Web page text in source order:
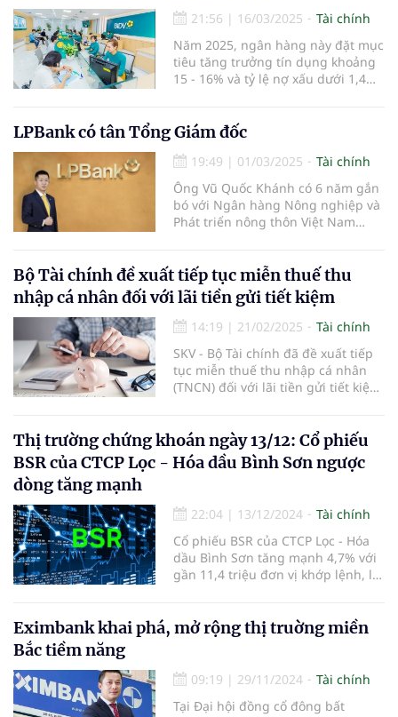
21:56 | 16/03/2025
Tài chính
Năm 2025, ngân hàng này đặt mục
tiêu tăng trưởng tín dụng khoảng
15 - 16% và tỷ lệ nợ xấu dưới 1,4%.
cổ phiếu từ nguồn ợi nhuận sau
2023.
LPBank có tân Tổng Giám đốc
19:49 | 01/03/2025
Tài chính
Ông Vũ Quốc Khánh có 6 năm gắn
bó với Ngân hàng Nông nghiệp và
Phát triển nông thôn Việt Nam
Bộ Tài chính đề xuất tiếp tục miễn thuế thu
nhập cá nhân đối với lãi tiền gửi tiết kiệm
14:19 | 21/02/2025
Tài chính
SKV - Bộ Tài chính đã đề xuất tiếp
tục miễn thuế thu nhập cá nhân
(TNCN) đối với lãi tiền gửi tiết kiệm,
trợ nguồn vốn cho nền kinh tế.
Thị trường chứng khoán ngày 13/12: Cổ phiếu
BSR của CTCP Lọc - Hóa dầu Bình Sơn ngược
dòng tăng mạnh
22:04 | 13/12/2024
Tài chính
Cổ phiếu BSR của CTCP Lọc - Hóa
dầu Bình Sơn tăng mạnh 4,7% với
gần 11,4 triệu đơn vị khớp lệnh, là
Eximbank khai phá, mở rộng thị truờng miền
Bắc tiềm năng
09:19 | 29/11/2024
Tài chính
Tại Đại hội đồng cổ đông bất